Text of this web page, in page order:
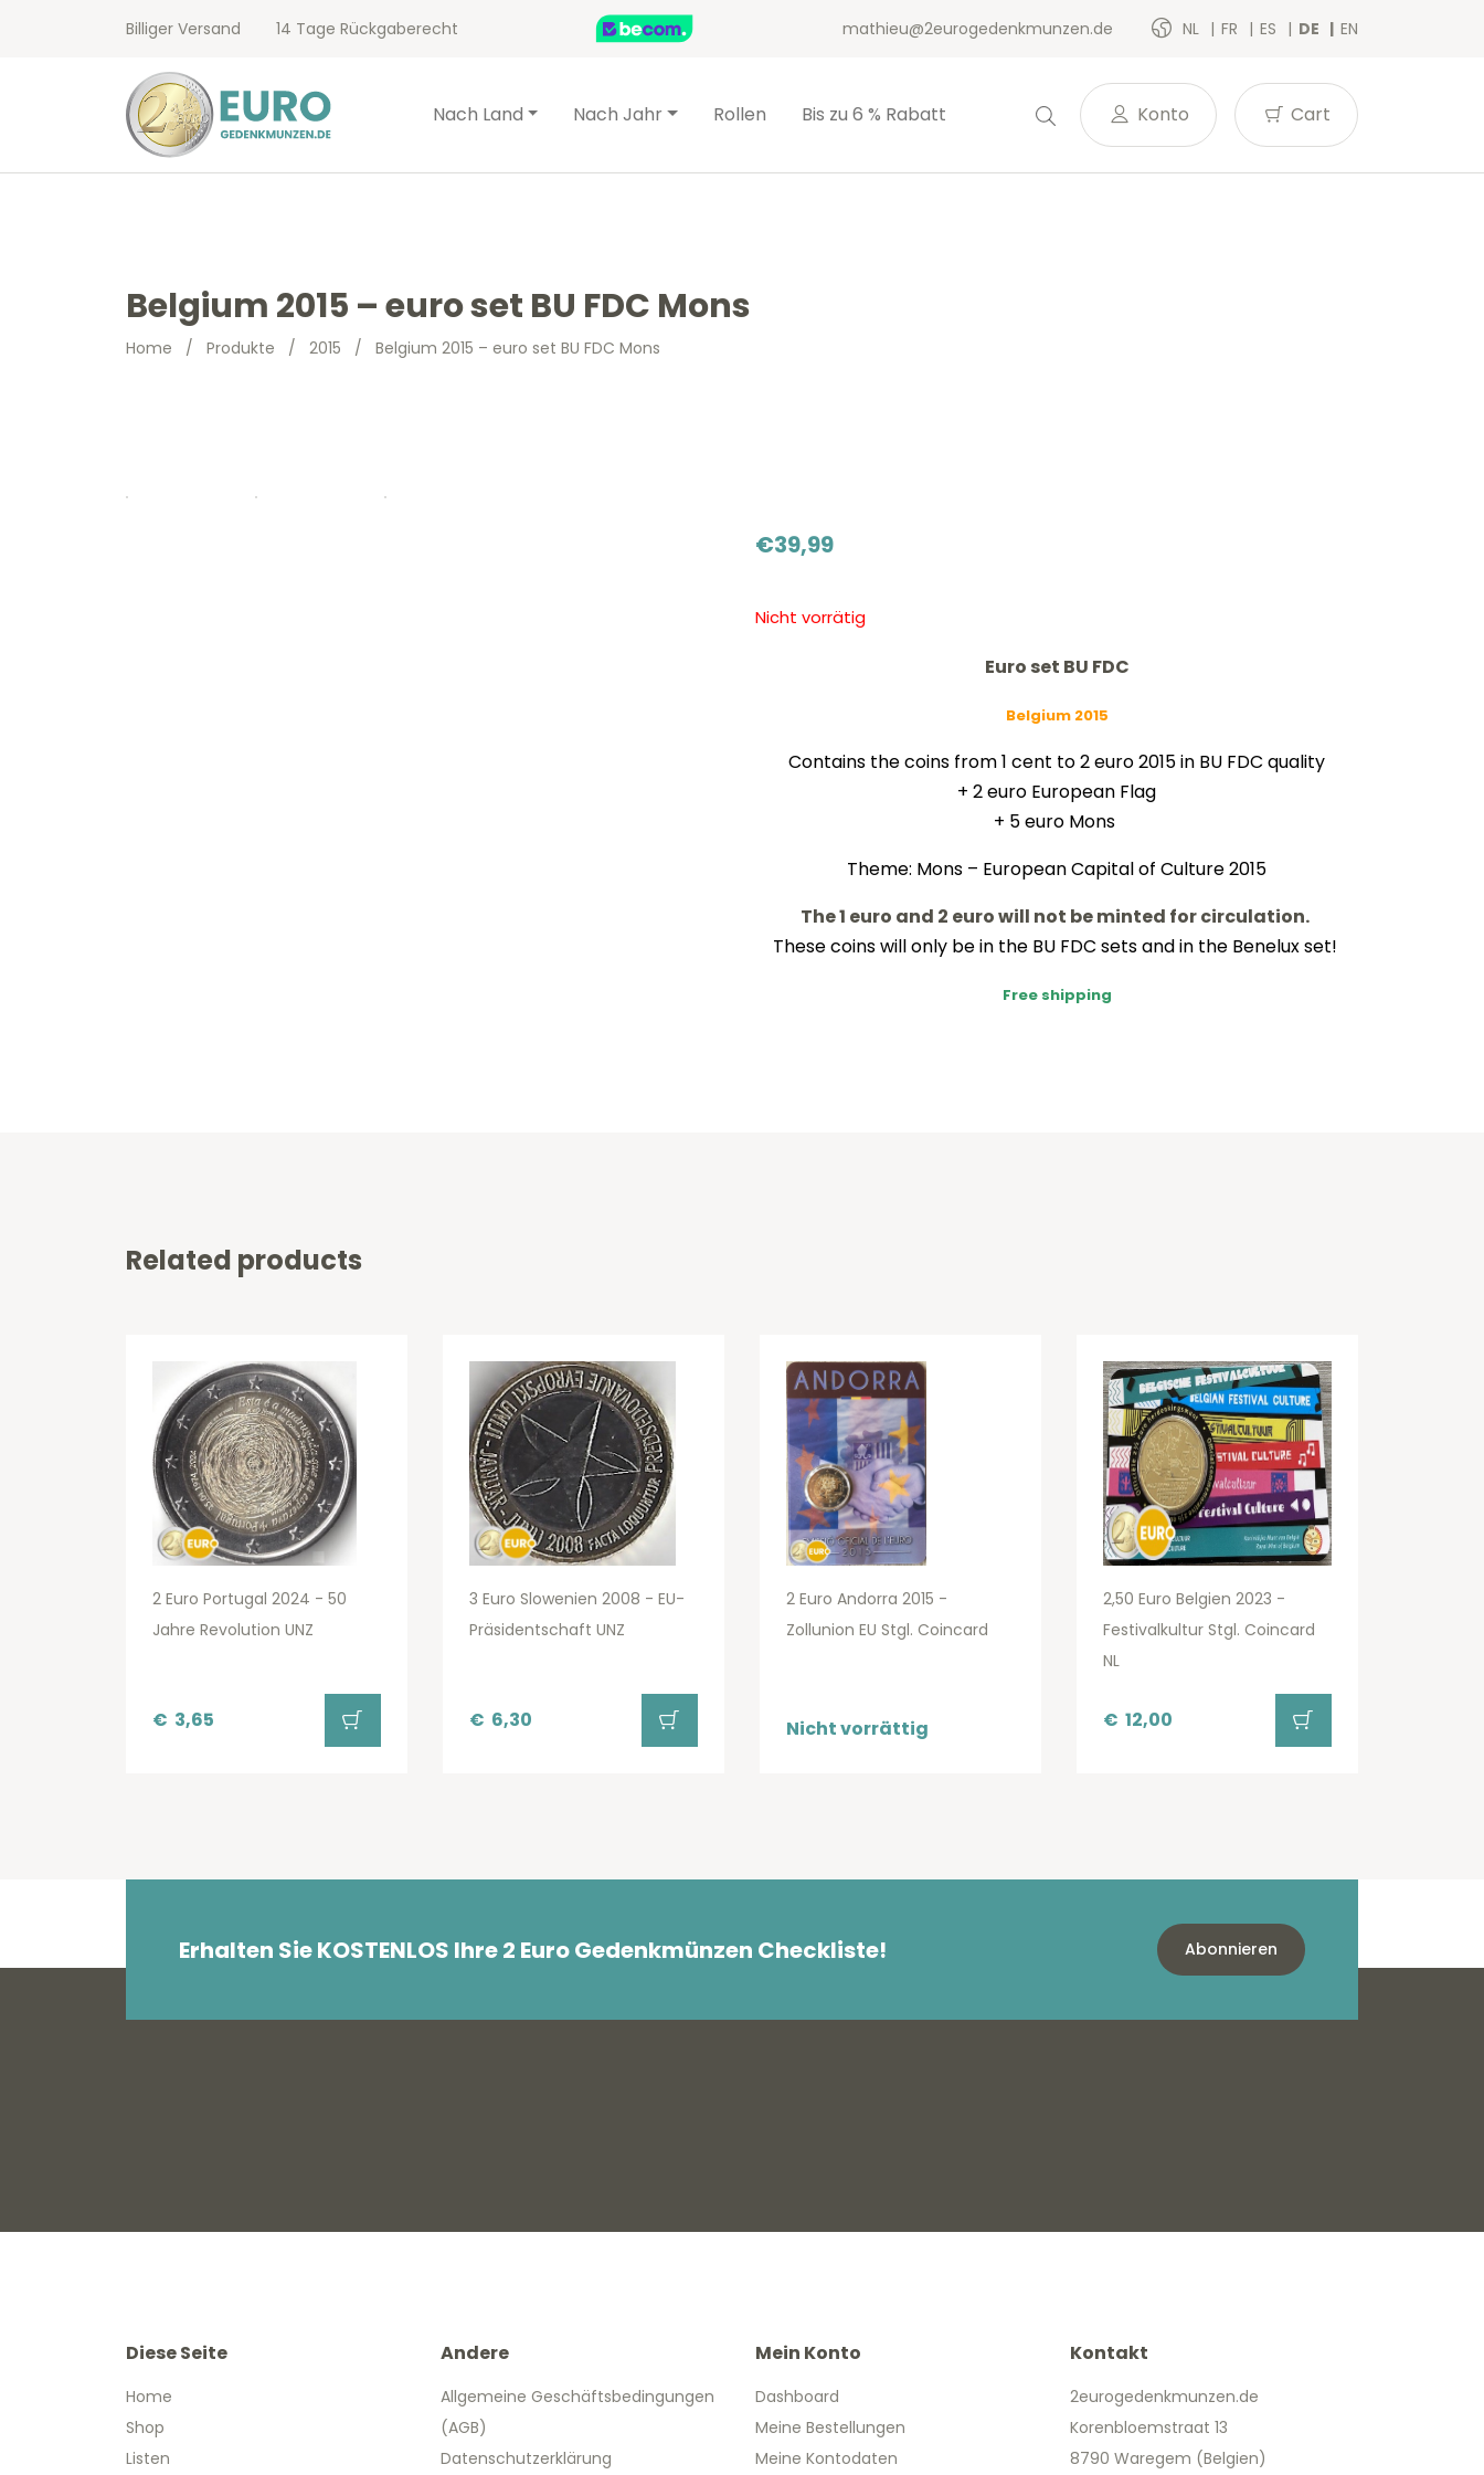
Billiger Versand 14 Tage Rückgaberecht mathieu@2eurogedenkmunzen.de NL FR ES DE EN
Nach Land Nach Jahr Rollen Bis zu 6 % Rabatt Konto Cart
Belgium 2015 – euro set BU FDC Mons
Home / Produkte / 2015 / Belgium 2015 – euro set BU FDC Mons
€39,99
Nicht vorrätig
Euro set BU FDC
Belgium 2015
Contains the coins from 1 cent to 2 euro 2015 in BU FDC quality
+ 2 euro European Flag
+ 5 euro Mons
Theme: Mons – European Capital of Culture 2015
The 1 euro and 2 euro will not be minted for circulation.
These coins will only be in the BU FDC sets and in the Benelux set!
Free shipping
Related products
2 Euro Portugal 2024 - 50
Jahre Revolution UNZ
€ 3,65
3 Euro Slowenien 2008 - EU-
Präsidentschaft UNZ
€ 6,30
2 Euro Andorra 2015 -
Zollunion EU Stgl. Coincard
Nicht vorrättig
2,50 Euro Belgien 2023 -
Festivalkultur Stgl. Coincard
NL
€ 12,00
Erhalten Sie KOSTENLOS Ihre 2 Euro Gedenkmünzen Checkliste! Abonnieren
Diese Seite
Home
Shop
Listen
Andere
Allgemeine Geschäftsbedingungen
(AGB)
Datenschutzerklärung
Mein Konto
Dashboard
Meine Bestellungen
Meine Kontodaten
Kontakt
2eurogedenkmunzen.de
Korenbloemstraat 13
8790 Waregem (Belgien)